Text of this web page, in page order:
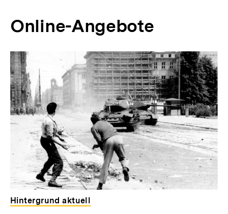
Online-Angebote
Hintergrund aktuell